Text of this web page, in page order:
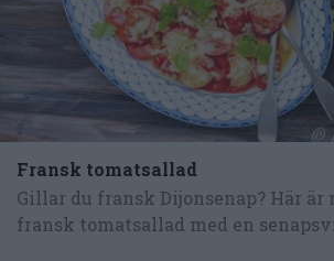
Fransk tomatsallad
Gillar du fransk Dijonsenap? Här
fransk tomatsallad med en